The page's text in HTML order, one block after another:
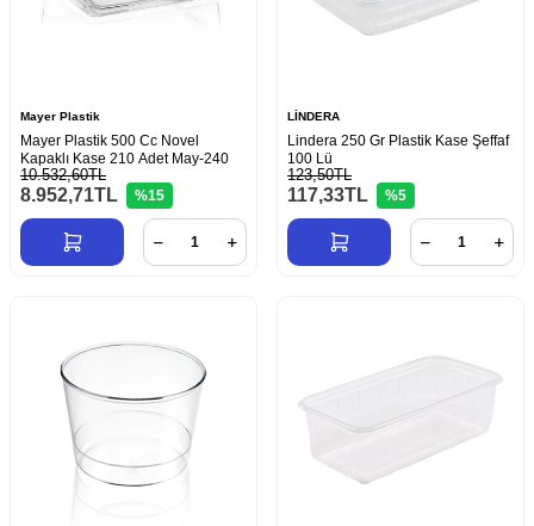
Mayer Plastik
Mayer Plastik 500 Cc Novel
Kapaklı Kase 210 Adet May-240
10.532,60TL
8.952,71TL %15
LİNDERA
Lindera 250 Gr Plastik Kase Şeffaf
100 Lü
123,50TL
117,33TL %5